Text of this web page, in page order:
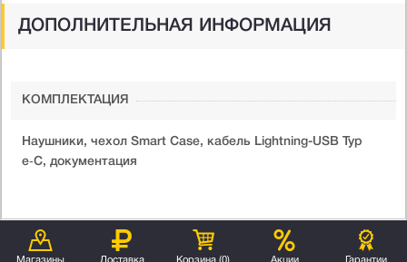
Акции
Доставка
Магазины Гарантии
Корзина (0)
ДОПОЛНИТЕЛЬНАЯ ИНФОРМАЦИЯ
КОМПЛЕКТАЦИЯ
Наушники, чехол Smart Case, кабель Lightning-USB Typ
e‑C, документация